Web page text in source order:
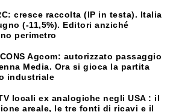
cresce raccolta (IP in testa). Italia
(-11,5%). Editori anziché
perimetro
Agcom: autorizzato passaggio
Media. Ora si gioca la partita
industriale
locali ex analogiche negli USA : il
areale, le tre fonti di ricavi e il